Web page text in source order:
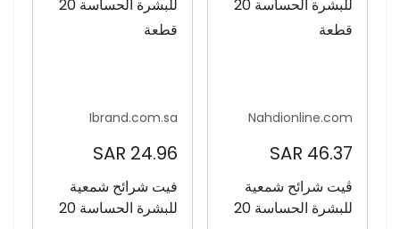
Nahdionline.com
46.37 SAR
ڤيت شرائح شمعية
للبشرة الحساسة 20
Ibrand.com.sa
24.96 SAR
فيت شرائح شمعية
للبشرة الحساسة 20